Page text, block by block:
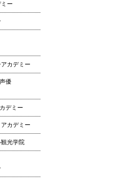
ー
カデミー
優
デミー
カデミー
光学院